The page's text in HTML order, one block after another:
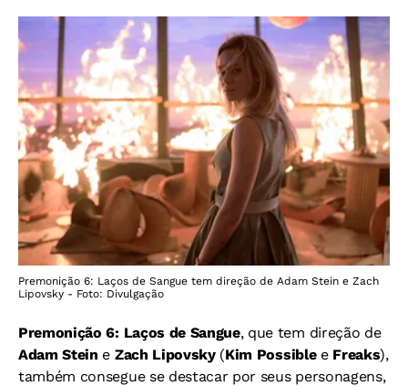
Premonição 6: Laços de Sangue tem direção de Adam Stein e Zach
Lipovsky - Foto: Divulgação
Premonição 6: Laços de Sangue, que tem direção de
Adam Stein e Zach Lipovsky(Kim Possiblee Freaks),
também consegue se destacar por seus personagens,